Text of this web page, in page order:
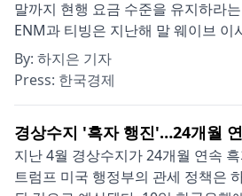
말까지 현행 요금 수준을 유지하라
ENM과 티빙은 지난해 말 웨이브 이
By: 하지은 기자
Press: 한국경제
경상수지 '흑자 행진'…24개월
지난 4월 경상수지가 24개월 연속
트럼프 미국 행정부의 관세 정책은